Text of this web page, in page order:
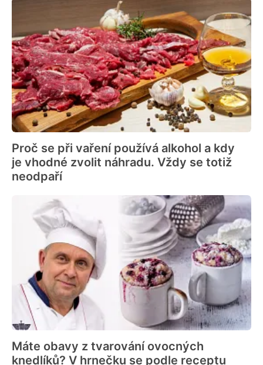
Proč se při vaření používá alkohol a kdy
je vhodné zvolit náhradu. Vždy se totiž
neodpaří
Máte obavy z tvarování ovocných
knedlíků? V hrnečku se podle receptu